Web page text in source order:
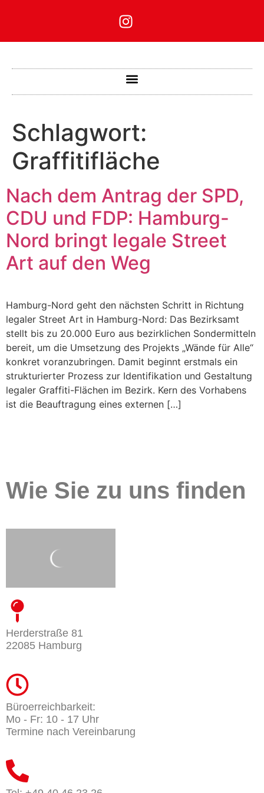
Schlagwort:
Graffitifläche
Nach dem Antrag der SPD,
CDU und FDP: Hamburg-
Nord bringt legale Street
Art auf den Weg
Hamburg-Nord geht den nächsten Schritt in Richtung
legaler Street Art in Hamburg-Nord: Das Bezirksamt
stellt bis zu 20.000 Euro aus bezirklichen Sondermitteln
bereit, um die Umsetzung des Projekts „Wände für Alle“
konkret voranzubringen. Damit beginnt erstmals ein
strukturierter Prozess zur Identifikation und Gestaltung
legaler Graffiti-Flächen im Bezirk. Kern des Vorhabens
ist die Beauftragung eines externen […]
Wie Sie zu uns finden
Herderstraße 81
22085 Hamburg
Büroerreichbarkeit:
Mo - Fr: 10 - 17 Uhr
Termine nach Vereinbarung